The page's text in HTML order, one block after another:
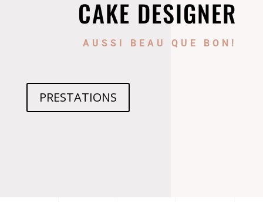
CAKE DESIGNER
AUSSI BEAU QUE BON!
PRESTATIONS